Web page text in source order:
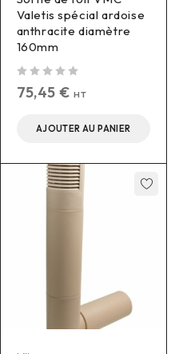
Valetis spécial ardoise
anthracite diamètre
160mm
75,45 € HT
AJOUTER AU PANIER